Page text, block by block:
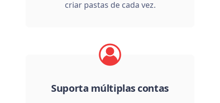
criar pastas de cada vez.
Suporta múltiplas contas